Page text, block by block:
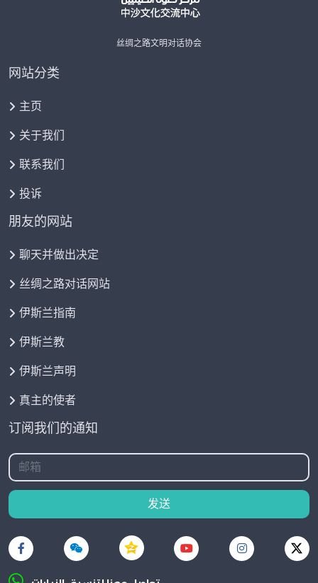
丝绸之路文明对话协会
网站分类
主页
关于我们
联系我们
投诉
朋友的网站
聊天并做出决定
丝绸之路对话网站
伊斯兰指南
伊斯兰教
伊斯兰声明
真主的使者
订阅我们的通知
发送